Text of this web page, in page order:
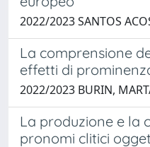
2022/2023 SANTOS
La comprensione
effetti di
2022/2023 BURIN,
La produzione e la
pronomi clitici